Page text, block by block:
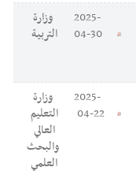
2025-
04-30
وزارة
التربية
2025-
04-22
وزارة
التعليم
العالي
والبحث
العلمي